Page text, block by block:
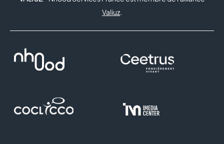
Valiuz.